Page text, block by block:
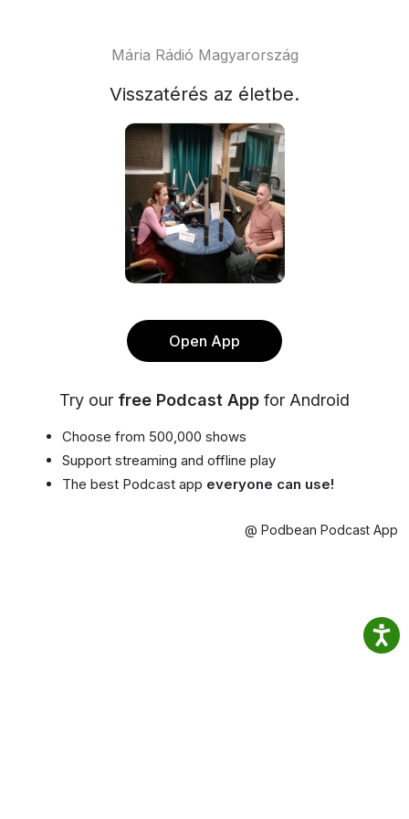
Mária Rádió Magyarország
Visszatérés az életbe.
Open App
Try our free Podcast App for Android
Choose from 500,000 shows
Support streaming and offline play
The best Podcast app everyone can use!
@ Podbean Podcast App